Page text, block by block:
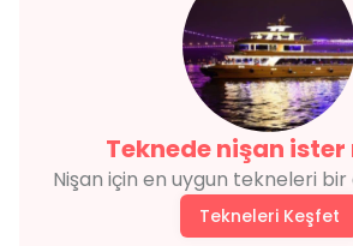
Teknedenişan ister
Nişan için en uygun tekneleri
Tekneleri Keşfet